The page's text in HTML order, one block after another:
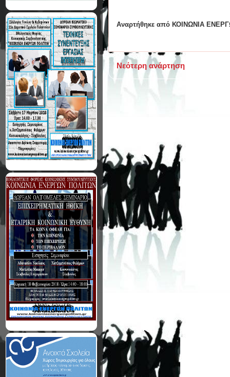
Αναρτήθηκε από ΚΟΙΝΩΝΙΑ
Νεότερη ανάρτηση